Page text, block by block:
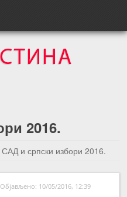
2016.
САД и српски избори 2016.
вест
Следећа вест →
Објављено: 10/05/2016, 12:39